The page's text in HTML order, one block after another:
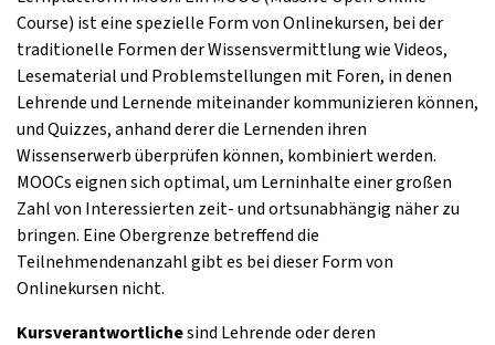
Course) ist eine spezielle Form von Onlinekursen, bei der
traditionelle Formen der Wissensvermittlung wie Videos,
Lesematerial und Problemstellungen mit Foren, in denen
Lehrende und Lernende miteinander kommunizieren können,
und Quizzes, anhand derer die Lernenden ihren
Wissenserwerb überprüfen können, kombiniert werden.
MOOCs eignen sich optimal, um Lerninhalte einer großen
Zahl von Interessierten zeit- und ortsunabhängig näher zu
bringen. Eine Obergrenze betreffend die
Teilnehmendenanzahl gibt es bei dieser Form von
Onlinekursen nicht.
Kursverantwortlichesind Lehrende oder deren